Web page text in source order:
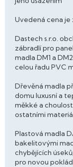
Uvedená cena je
Dastech s.r.o.
zábradlí pro
madla DM1 a
celou řadu PVC
Dřevěná madla
domu luxusní a
měkké a
ostatními
Plastová madla
bakelitovými
chybějících
pro novou